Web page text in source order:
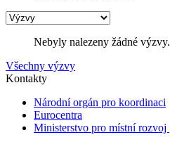
Nebyly nalezeny žádné výzvy.
Všechny výzvy
Kontakty
Národní orgán pro koordinaci
Eurocentra
Ministerstvo pro místní rozvoj